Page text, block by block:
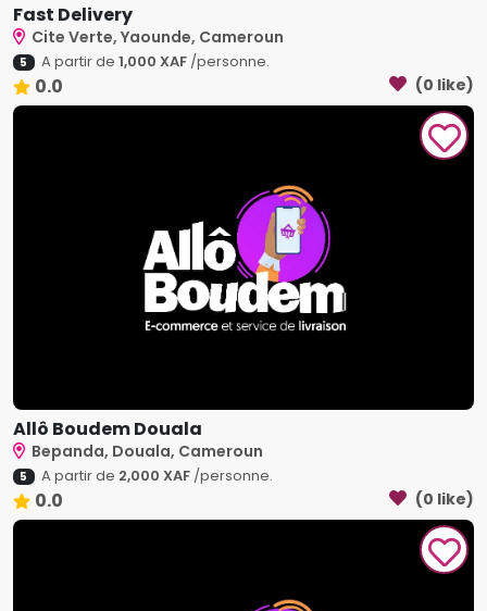
Fast Delivery
Cite Verte, Yaounde, Cameroun
5 A partir de 1,000 XAF/personne.
0.0 (0 like)
Allô Boudem Douala
Bepanda, Douala, Cameroun
5 A partir de 2,000 XAF/personne.
0.0 (0 like)